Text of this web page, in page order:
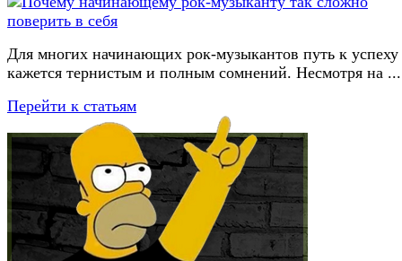
Для многих начинающих рок-музыкантов путь к успеху
кажется тернистым и полным сомнений. Несмотря на ...
Перейти к статьям